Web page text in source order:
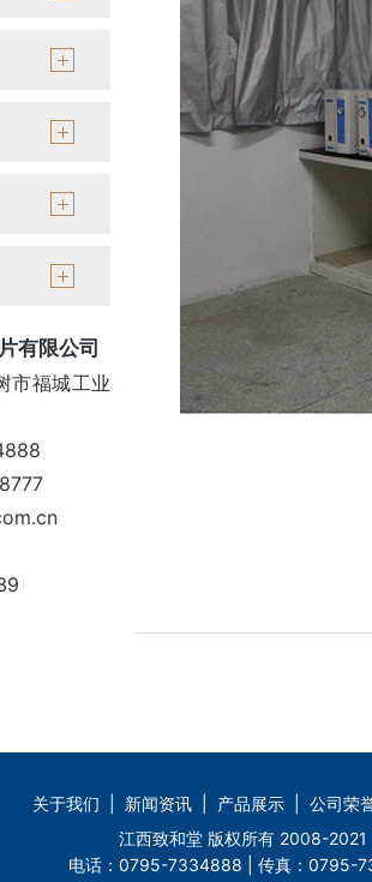
有限公司
市福城工业
关于我们 新闻资讯 产品展示
公司荣
江西致和堂 版权所有 2008-
电话：0795-7334888 | 传真：0795-